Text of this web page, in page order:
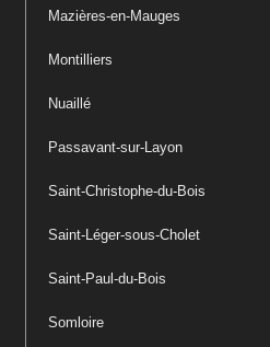
Mazières-en-Mauges
Montilliers
Nuaillé
Passavant-sur-Layon
Saint-Christophe-du-Bois
Saint-Léger-sous-Cholet
Saint-Paul-du-Bois
Somloire